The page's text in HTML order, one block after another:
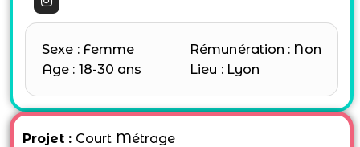
Sexe : Femme
Age : 18-30 ans
Rémunération : Non
Lieu : Lyon
Projet : Court Métrage